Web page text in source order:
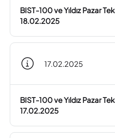
BIST-100 ve Yıldız Pazar
18.02.2025
17.02.2025
BIST-100 ve Yıldız Pazar
17.02.2025